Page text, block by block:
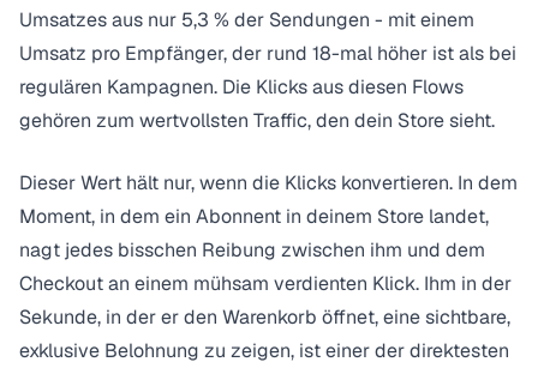
Umsatzes aus nur 5,3 % der Sendungen - mit einem
Umsatz pro Empfänger, der rund 18-mal höher ist als bei
regulären Kampagnen. Die Klicks aus diesen Flows
gehören zum wertvollsten Traffic, den dein Store sieht.
Dieser Wert hält nur, wenn die Klicks konvertieren. In dem
Moment, in dem ein Abonnent in deinem Store landet,
nagt jedes bisschen Reibung zwischen ihm und dem
Checkout an einem mühsam verdienten Klick. Ihm in der
Sekunde, in der er den Warenkorb öffnet, eine sichtbare,
exklusive Belohnung zu zeigen, ist einer der direktesten